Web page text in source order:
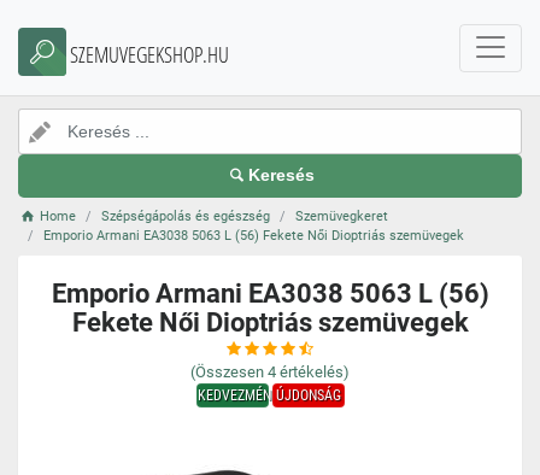
SZEMUVEGEKSHOP.HU
Keresés
Home Szépségápolás és egészség
Szemüvegkeret
Emporio Armani EA3038 5063 L (56) Fekete Női Dioptriás szemüvegek
Emporio Armani EA3038 5063 L (56)
Fekete Női Dioptriás szemüvegek
(Összesen 4 értékelés)
KEDVEZMÉNYÚJDONSÁG